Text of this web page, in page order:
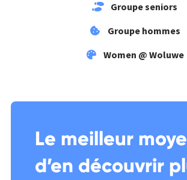
Groupe seniors
Groupe hommes
Women @ Woluwe
Le meilleur
d’en découvrir